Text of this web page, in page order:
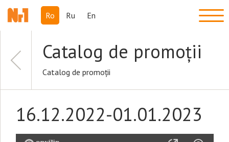
Ro Ru En
Catalog de promoții
Catalog de promoții
16.12.2022-01.01.2023